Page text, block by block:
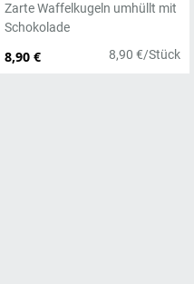
8,90 € 8,90 €/Stück
Zarte Waffelkugeln umhüllt mit
Schokolade